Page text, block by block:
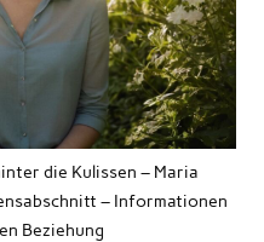
die Kulissen – Maria
– Informationen
Beziehung